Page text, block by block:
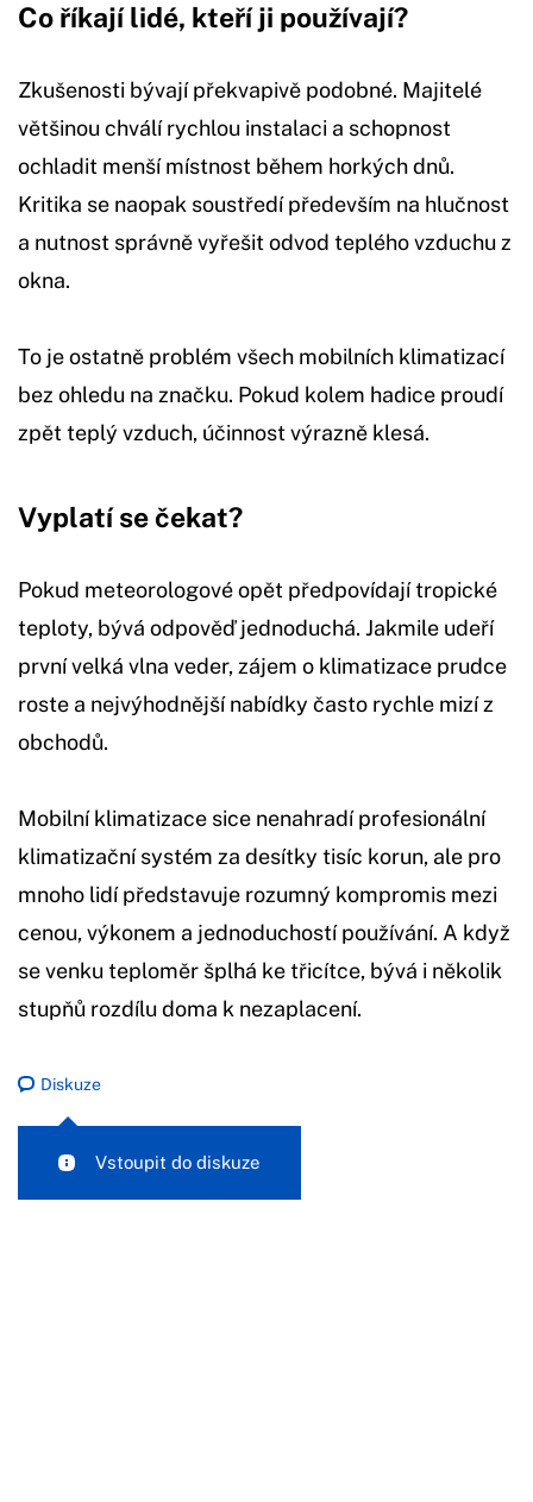
Co říkají lidé, kteří ji používají?
Zkušenosti bývají překvapivě podobné. Majitelé
většinou chválí rychlou instalaci a schopnost
ochladit menší místnost během horkých dnů.
Kritika se naopak soustředí především na hlučnost
a nutnost správně vyřešit odvod teplého vzduchu z
okna.
To je ostatně problém všech mobilních klimatizací
bez ohledu na značku. Pokud kolem hadice proudí
zpět teplý vzduch, účinnost výrazně klesá.
Vyplatí se čekat?
Pokud meteorologové opět předpovídají tropické
teploty, bývá odpověď jednoduchá. Jakmile udeří
první velká vlna veder, zájem o klimatizace prudce
roste a nejvýhodnější nabídky často rychle mizí z
obchodů.
Mobilní klimatizace sice nenahradí profesionální
klimatizační systém za desítky tisíc korun, ale pro
mnoho lidí představuje rozumný kompromis mezi
cenou, výkonem a jednoduchostí používání. A když
se venku teploměr šplhá ke třicítce, bývá i několik
stupňů rozdílu doma k nezaplacení.
Diskuze
Vstoupit do diskuze